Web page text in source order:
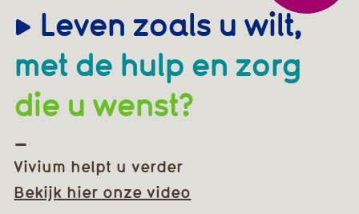
Leven zoals u wilt,
met de hulp en zorg
die u wenst?
Vivium helpt u verder
Bekijk hier onze video